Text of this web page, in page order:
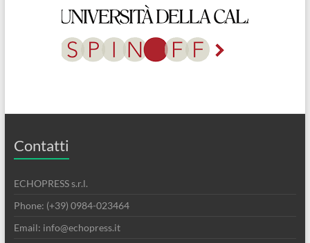
Contatti
ECHOPRESS s.r.l.
Phone: (+39) 0984-023464
Email: info@echopress.it